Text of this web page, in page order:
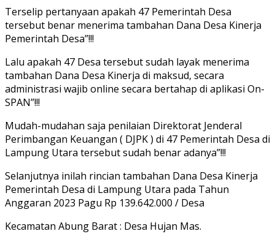
Terselip pertanyaan apakah 47 Pemerintah Desa
tersebut benar menerima tambahan Dana Desa Kinerja
Pemerintah Desa”!!!
Lalu apakah 47 Desa tersebut sudah layak menerima
tambahan Dana Desa Kinerja di maksud, secara
administrasi wajib online secara bertahap di aplikasi On-
SPAN”!!!
Mudah-mudahan saja penilaian Direktorat Jenderal
Perimbangan Keuangan ( DJPK ) di 47 Pemerintah Desa di
Lampung Utara tersebut sudah benar adanya”!!!
Selanjutnya inilah rincian tambahan Dana Desa Kinerja
Pemerintah Desa di Lampung Utara pada Tahun
Anggaran 2023 Pagu Rp 139.642.000 / Desa
Kecamatan Abung Barat : Desa Hujan Mas.